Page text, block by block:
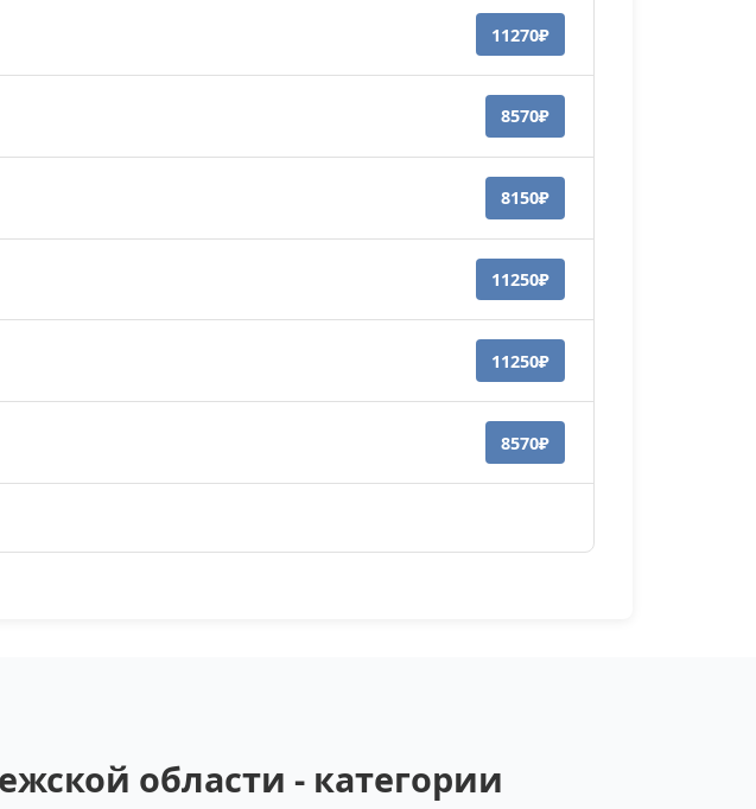
11270₽
8570₽
8150₽
11250₽
11250₽
8570₽
области - категории